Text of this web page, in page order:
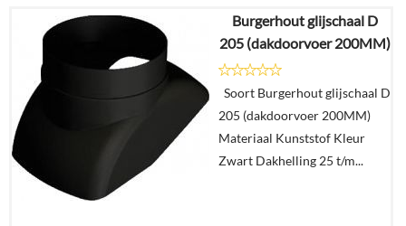
€59,41
€49,91
Details
In
winkelmand
Burgerhout glijschaal D
205 (dakdoorvoer 200MM)
Soort Burgerhout glijschaal D
205 (dakdoorvoer 200MM)
Materiaal Kunststof Kleur
Zwart Dakhelling 25 t/m...